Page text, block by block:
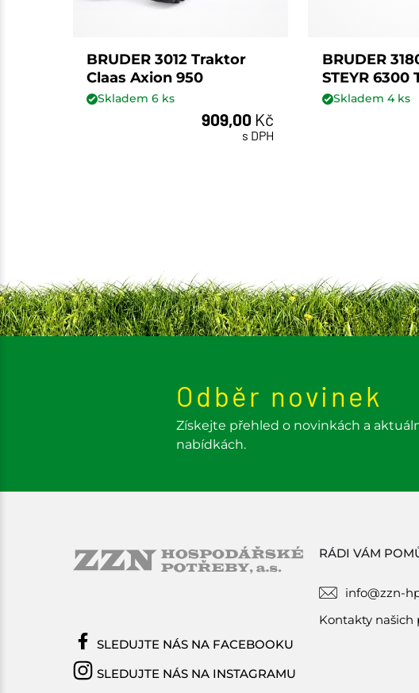
BRUDER 3012 Traktor
Claas Axion 950
Skladem6 ks
909,00 Kč
s DPH
BRUDER
STEYR 6300
Skladem 4ks
Odběr novinek
Získejte přehled o novinkách a
nabídkách.
RÁDI VÁM
info@zzn-
Kontakty našich
SLEDUJTE NÁS NA FACEBOOKU
SLEDUJTE NÁS NA INSTAGRAMU